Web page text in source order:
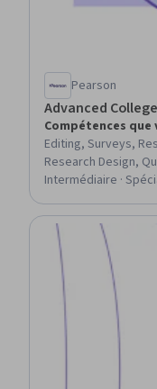
Pearson
Advanced
Compétences que
Editing, Surveys,
Research Design,
Investigation,
Arts, Grammar,
Intellectual Property
Intermédiaire ·